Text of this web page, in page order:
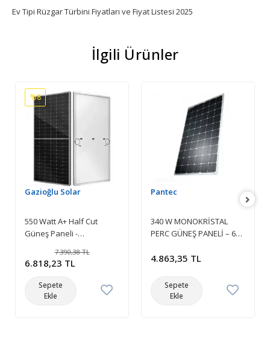
Ev Tipi Rüzgar Türbini Fiyatları ve Fiyat Listesi 2025
İlgili Ürünler
Gazioğlu Solar
550 Watt A+ Half Cut
Güneş Paneli -
%8
7.390,38 TL
6.818,23 TL
Sepete
Ekle
Pantec
340 W MONOKRİSTAL
PERC GÜNEŞ PANELİ – 60
RİBON
4.863,35 TL
Sepete
Ekle